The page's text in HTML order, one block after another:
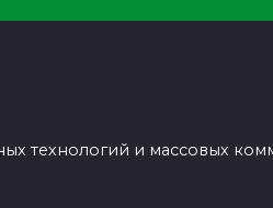
технологий и массовых